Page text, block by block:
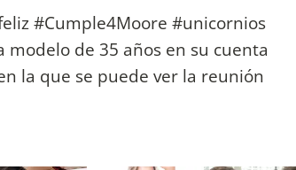
#Cumple4Moore #unicornios
de 35 años en su cuenta
la que se puede ver la reunión